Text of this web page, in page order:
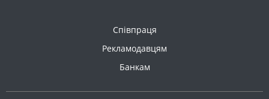
Співпраця
Рекламодавцям
Банкам